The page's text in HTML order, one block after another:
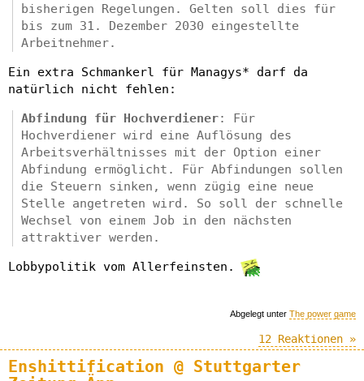
bisherigen Regelungen. Gelten soll dies für
bis zum 31. Dezember 2030 eingestellte
Arbeitnehmer.
Ein extra Schmankerl für Managys* darf da
natürlich nicht fehlen:
Abfindung für Hochverdiener: Für
Hochverdiener wird eine Auflösung des
Arbeitsverhältnisses mit der Option einer
Abfindung ermöglicht. Für Abfindungen sollen
die Steuern sinken, wenn zügig eine neue
Stelle angetreten wird. So soll der schnelle
Wechsel von einem Job in den nächsten
attraktiver werden.
Lobbypolitik vom Allerfeinsten.
Abgelegt unter The power game
12 Reaktionen »
Enshittification @ Stuttgarter